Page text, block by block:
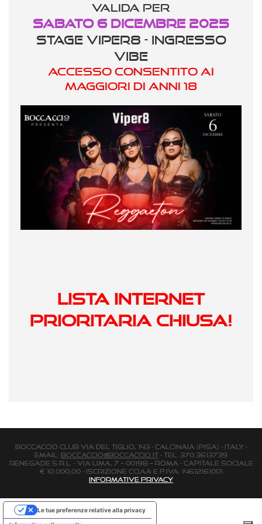
valida per
Sabato 6 Dicembre 2025
STAGE VIPER8 - INGRESSO
VIBE
ACCESSO CONSENTITO AI
MAGGIORI DI ANNI 18
LISTA INTERNET
PRIORITARIA CHIUSA!
BOCCACCIO CLUB via Del Tiglio, 143 - Calcinaia (Pisa) - Italy -
email: boccaccio@boccaccio.it - Tel. 370.3613739
Renegade s.r.l. - Via Lima, 7 – 00198 – Roma - Capitale Sociale
€ 10.000,00 - Iscrizione Cciaa e P.Iva: 14612161001
Informative Privacy
Le tue preferenze relative alla privacy